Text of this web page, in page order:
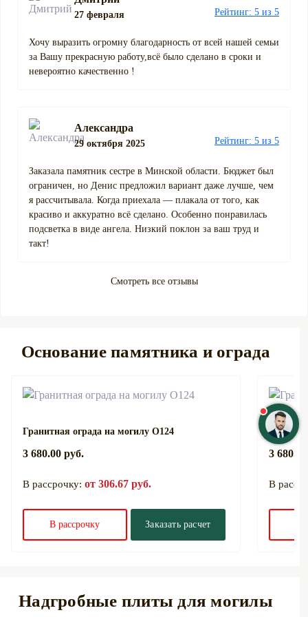
27 февраля Рейтинг: 5 из 5
Хочу выразить огромну благодарность от всей нашей семьи
за Вашу прекрасную работу,всё было сделано в сроки и
невероятно качественно !
Александра
29 октября 2025 Рейтинг: 5 из 5
Заказала памятник сестре в Минской области. Бюджет был
ограничен, но Денис предложил вариант даже лучше, чем
я рассчитывала. Когда приехала — плакала от того, как
красиво и аккуратно всё сделано. Особенно понравилась
подсветка в виде ангела. Низкий поклон за ваш труд и
такт!
Смотреть все отзывы
Основание памятника и ограда
Гранитная ограда на могилу О124
3 680.00 руб.
В рассрочку: от 306.67 руб.
В рассрочку Заказать расчет
3
В
Надгробные плиты для могилы